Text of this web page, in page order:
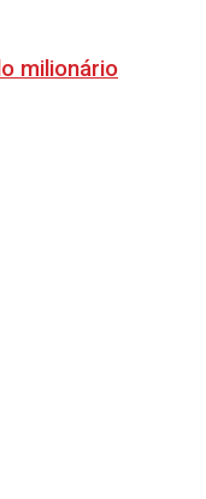
milionário